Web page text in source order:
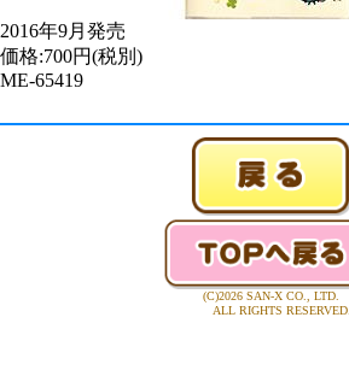
2016年9月発売
価格:700円(税別)
ME-65419
(C)2026 SAN-X CO., LTD.
ALL RIGHTS RESERVED.